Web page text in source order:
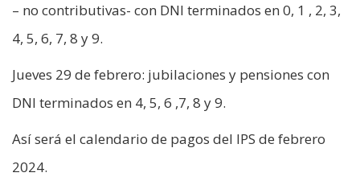
– no contributivas- con DNI terminados en 0, 1 , 2, 3,
4, 5, 6, 7, 8 y 9.
Jueves 29 de febrero: jubilaciones y pensiones con
DNI terminados en 4, 5, 6 ,7, 8 y 9.
Así será el calendario de pagos del IPS de febrero
2024.